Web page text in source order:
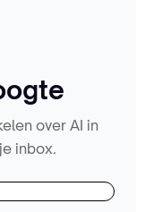
over AI in
inbox.